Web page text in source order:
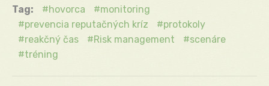
Tag: hovorca
monitoring
prevencia reputačných kríz
protokoly
reakčný čas
Risk management
scenáre
tréning